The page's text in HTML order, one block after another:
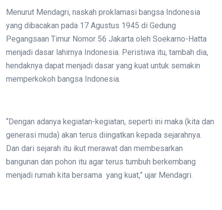
Menurut Mendagri, naskah proklamasi bangsa Indonesia
yang dibacakan pada 17 Agustus 1945 di Gedung
Pegangsaan Timur Nomor 56 Jakarta oleh Soekarno-Hatta
menjadi dasar lahirnya Indonesia. Peristiwa itu, tambah dia,
hendaknya dapat menjadi dasar yang kuat untuk semakin
memperkokoh bangsa Indonesia.
“Dengan adanya kegiatan-kegiatan, seperti ini maka (kita dan
generasi muda) akan terus diingatkan kepada sejarahnya.
Dan dari sejarah itu ikut merawat dan membesarkan
bangunan dan pohon itu agar terus tumbuh berkembang
menjadi rumah kita bersama yang kuat,” ujar Mendagri.